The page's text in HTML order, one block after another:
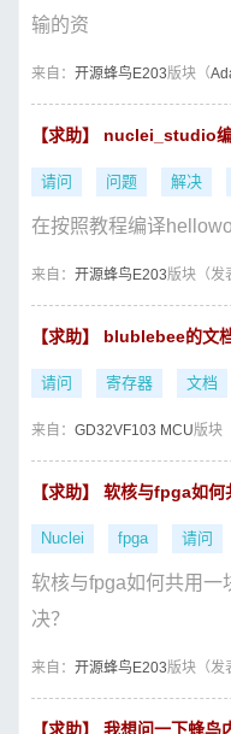
输的资
来自： 开源蜂鸟E203版块（
【求助】 nuclei_studio
请问 问题 解决
在按照教程编译
来自： 开源蜂鸟E203版块（发
【求助】 blublebee的文
请问 寄存器 文档
来自： GD32VF103 MCU版块
【求助】 软核与fpga如
Nuclei fpga 请问
软核与fpga如何共用一
决？
来自： 开源蜂鸟E203版块（发
【求助】 我想问一下蜂